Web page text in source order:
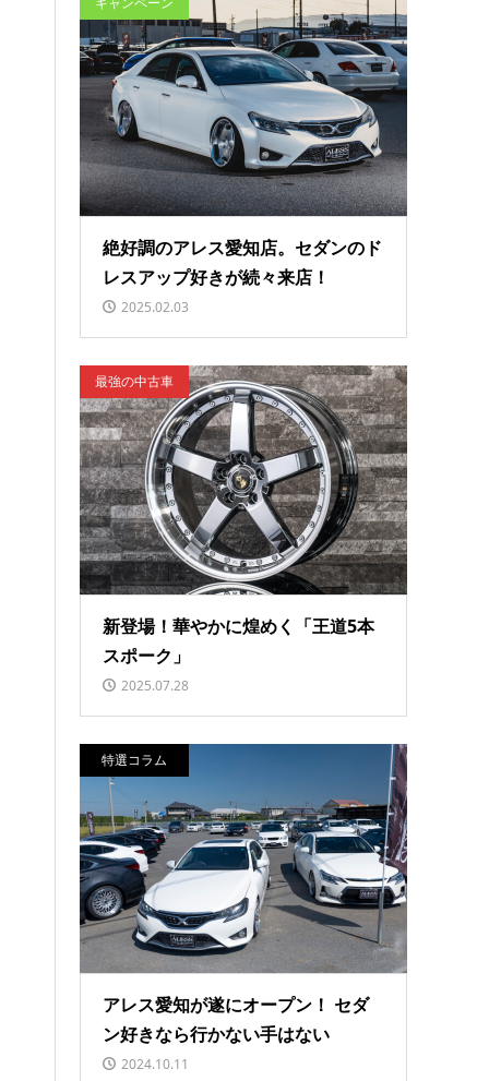
絶好調のアレス愛知店。セダンのド
レスアップ好きが続々来店！
2025.02.03
最強の中古車
新登場！華やかに煌めく「王道5本
スポーク」
2025.07.28
特選コラム
アレス愛知が遂にオープン！ セダ
ン好きなら行かない手はない
2024.10.11